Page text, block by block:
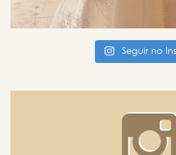
Seguir no